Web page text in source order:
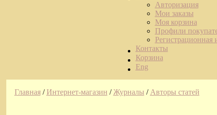
Авторизация
Мои заказы
Моя корзина
Профили
Регистрационная
Контакты
Корзина
Eng
Главная/Интернет-магазин /Журналы / Авторы статей